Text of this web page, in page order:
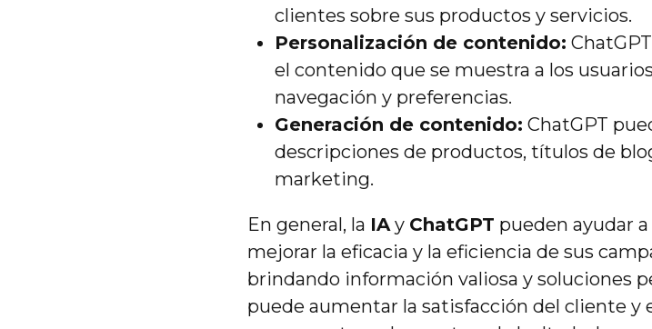
clientes sobre sus productos y servicios.
Personalización de contenido:
el contenido que se muestra a los
navegación y preferencias.
Generación de contenido: ChatGPT
descripciones de productos, títulos de
marketing.
En general, la IAy ChatGPT pueden ayudar
mejorar la eficacia y la eficiencia de sus
brindando información valiosa y soluciones
puede aumentar la satisfacción del cliente y